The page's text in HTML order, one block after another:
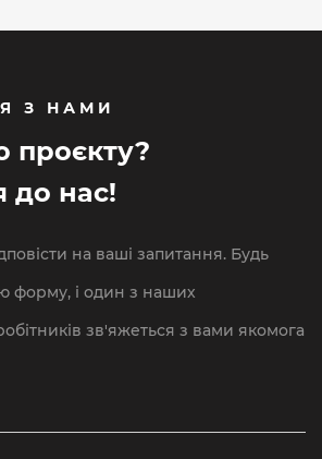
З НАМИ
проєкту?
до нас!
на ваші запитання. Будь
форму, і один з наших
зв'яжеться з вами якомога